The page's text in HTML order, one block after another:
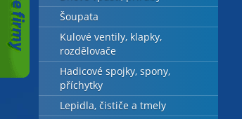
Šoupata
Kulové ventily, klapky,
rozdělovače
Hadicové spojky, spony,
příchytky
Lepidla, čističe a tmely